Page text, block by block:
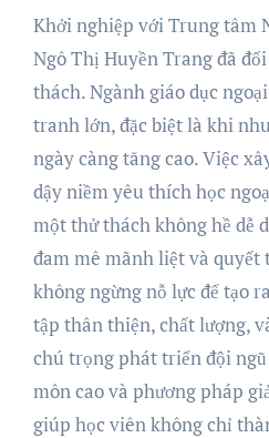
Khởi nghiệp với Trung tâm
Ngô Thị Huyền Trang đã
thách. Ngành giáo dục
tranh lớn, đặc biệt là khi
ngày càng tăng cao. Việc
dậy niềm yêu thích học
một thử thách không hề dễ
đam mê mãnh liệt và quyết
không ngừng nỗ lực để tạo
tập thân thiện, chất lượng,
chú trọng phát triển đội
môn cao và phương pháp
giúp học viên không chỉ